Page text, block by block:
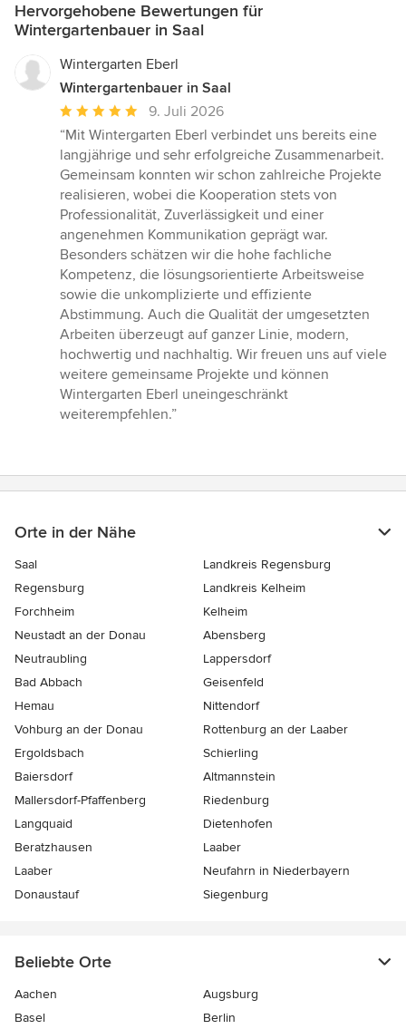
Hervorgehobene Bewertungen für
Wintergartenbauer in Saal
Wintergarten Eberl
Wintergartenbauer in Saal
Durchschnittliche
Bewertung:
5
von
5
Sternen
9. Juli 2026
“Mit Wintergarten Eberl verbindet uns bereits eine
langjährige und sehr erfolgreiche Zusammenarbeit.
Gemeinsam konnten wir schon zahlreiche Projekte
realisieren, wobei die Kooperation stets von
Professionalität, Zuverlässigkeit und einer
angenehmen Kommunikation geprägt war.
Besonders schätzen wir die hohe fachliche
Kompetenz, die lösungsorientierte Arbeitsweise
sowie die unkomplizierte und effiziente
Abstimmung. Auch die Qualität der umgesetzten
Arbeiten überzeugt auf ganzer Linie, modern,
hochwertig und nachhaltig. Wir freuen uns auf viele
weitere gemeinsame Projekte und können
Wintergarten Eberl uneingeschränkt
weiterempfehlen.”
Orte in der Nähe
Saal
Landkreis Regensburg
Regensburg
Landkreis Kelheim
Forchheim
Kelheim
Neustadt an der Donau
Abensberg
Neutraubling
Lappersdorf
Bad Abbach
Geisenfeld
Hemau
Nittendorf
Vohburg an der Donau
Rottenburg an der Laaber
Ergoldsbach
Schierling
Baiersdorf
Altmannstein
Mallersdorf-Pfaffenberg
Riedenburg
Langquaid
Dietenhofen
Beratzhausen
Laaber
Laaber
Neufahrn in Niederbayern
Donaustauf
Siegenburg
Beliebte Orte
Aachen
Augsburg
Basel
Berlin